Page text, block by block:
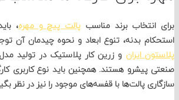
برند مناسبپالت پیچ و مهره، باید به
بدنه، تنوع ابعاد و نحوه چیدمان آن توجه
ایرانو زرین کار پلاستیک در تولید مدل‌های
پیشرو هستند. همچنین باید نوع کاربری کارگاه
پالت‌ها با قفسه‌های موجود را نیز در نظر بگیرید.